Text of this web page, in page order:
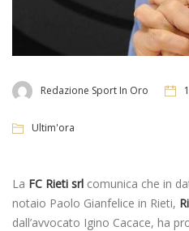
Redazione Sport In Oro
Ultim'ora
La FC Rieti srl comunica che in
notaio Paolo Gianfelice in Rieti,
dall’avvocato Igino Cacace, ha